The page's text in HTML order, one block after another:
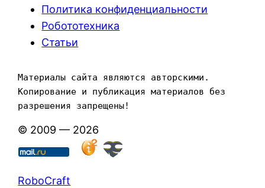
Политика конфиденциальности
Робототехника
Статьи
Материалы сайта являются авторскими.
Копирование и публикация материалов без
разрешения запрещены!
© 2009 — 2026
RoboCraft